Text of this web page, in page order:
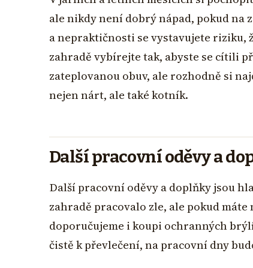
ale nikdy není dobrý nápad, pokud na
a nepraktičnosti se vystavujete riziku,
zahradě vybírejte tak, abyste se cítili
zateplovanou obuv, ale rozhodně si
nejen nárt, ale také kotník.
Další pracovní oděvy a
Další pracovní oděvy a doplňky jsou
zahradě pracovalo zle, ale pokud
doporučujeme i koupi ochranných
čistě k převlečení, na pracovní dny